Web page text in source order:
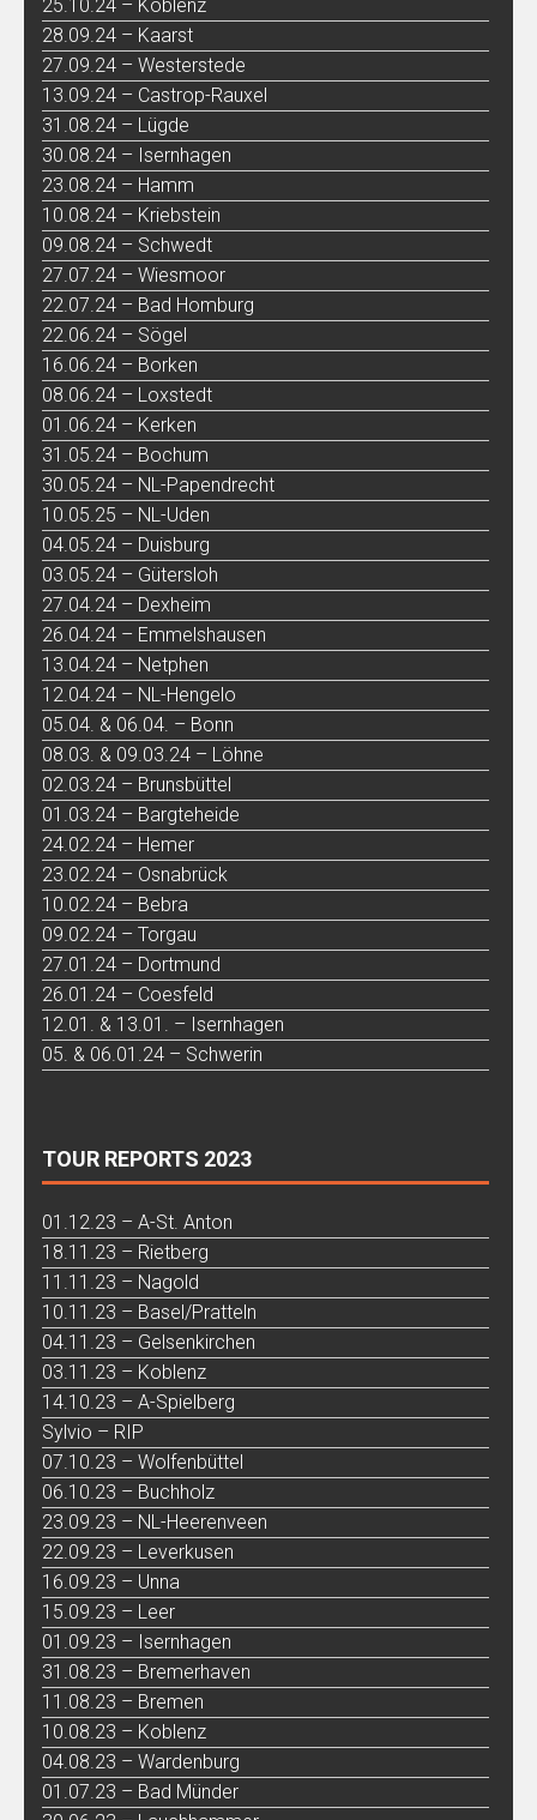
25.10.24 – Koblenz
28.09.24 – Kaarst
27.09.24 – Westerstede
13.09.24 – Castrop-Rauxel
31.08.24 – Lügde
30.08.24 – Isernhagen
23.08.24 – Hamm
10.08.24 – Kriebstein
09.08.24 – Schwedt
27.07.24 – Wiesmoor
22.07.24 – Bad Homburg
22.06.24 – Sögel
16.06.24 – Borken
08.06.24 – Loxstedt
01.06.24 – Kerken
31.05.24 – Bochum
30.05.24 – NL-Papendrecht
10.05.25 – NL-Uden
04.05.24 – Duisburg
03.05.24 – Gütersloh
27.04.24 – Dexheim
26.04.24 – Emmelshausen
13.04.24 – Netphen
12.04.24 – NL-Hengelo
05.04. & 06.04. – Bonn
08.03. & 09.03.24 – Löhne
02.03.24 – Brunsbüttel
01.03.24 – Bargteheide
24.02.24 – Hemer
23.02.24 – Osnabrück
10.02.24 – Bebra
09.02.24 – Torgau
27.01.24 – Dortmund
26.01.24 – Coesfeld
12.01. & 13.01. – Isernhagen
05. & 06.01.24 – Schwerin
TOUR REPORTS 2023
01.12.23 – A-St. Anton
18.11.23 – Rietberg
11.11.23 – Nagold
10.11.23 – Basel/Pratteln
04.11.23 – Gelsenkirchen
03.11.23 – Koblenz
14.10.23 – A-Spielberg
Sylvio – RIP
07.10.23 – Wolfenbüttel
06.10.23 – Buchholz
23.09.23 – NL-Heerenveen
22.09.23 – Leverkusen
16.09.23 – Unna
15.09.23 – Leer
01.09.23 – Isernhagen
31.08.23 – Bremerhaven
11.08.23 – Bremen
10.08.23 – Koblenz
04.08.23 – Wardenburg
01.07.23 – Bad Münder